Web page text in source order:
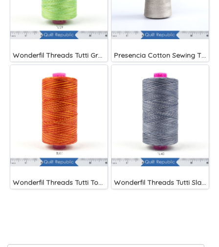
Wonderfil Threads Tutti Grass Presencia Cotton Sewing Thread 3-ply 60wt 4882 Yards Grey
Wonderfil Threads Tutti Tomato Wonderfil Threads Tutti Slate